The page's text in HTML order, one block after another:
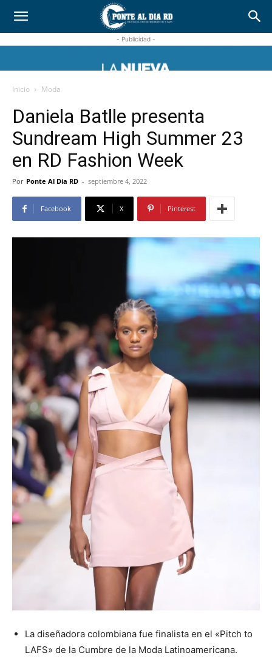
- Publicidad -
Inicio Moda
Daniela Batlle presenta
Sundream High Summer 23
en RD Fashion Week
Por Ponte Al Dia RD - septiembre 4, 2022
Facebook X Pinterest
La diseñadora colombiana fue finalista en el «Pitch to
LAFS» de la Cumbre de la Moda Latinoamericana.